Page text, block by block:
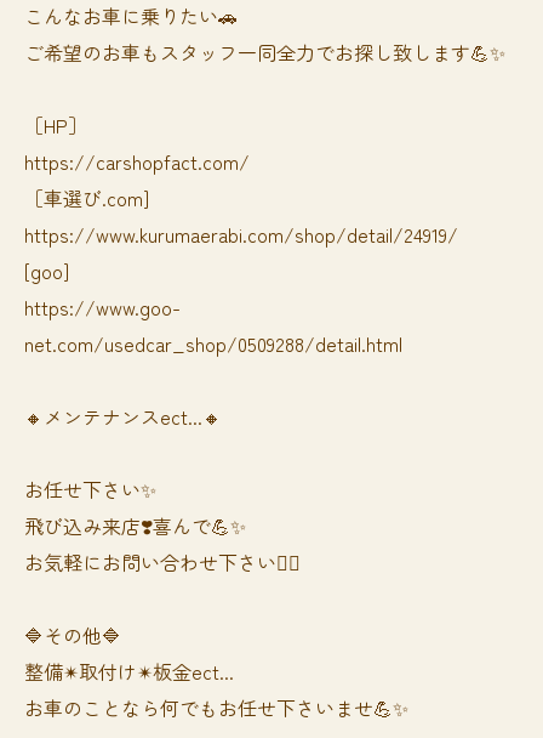
⁡⁡⁡こんなお車に乗りたい🚗
ご希望のお車もスタッフ一同全力でお探し致します💪✨
［HP］
https://carshopfact.com/
［車選び.com]
https://www.kurumaerabi.com/shop/detail/24919/
[goo]
https://www.goo-
net.com/usedcar_shop/0509288/detail.html
🔸メンテナンスect...🔸
お任せ下さい✨
飛び込み来店❣️喜んで💪✨
お気軽にお問い合わせ下さい🙆‍♀️
🔷その他🔷
整備✴︎取付け✴︎板金ect...
お車のことなら何でもお任せ下さいませ💪✨